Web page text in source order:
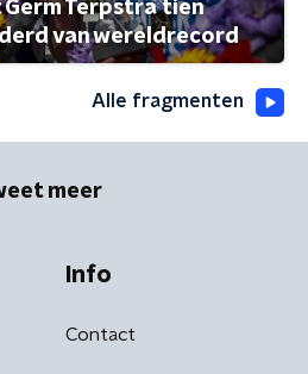
Terpstra tien
van wereldrecord
Alle fragmenten
meer
Info
Contact